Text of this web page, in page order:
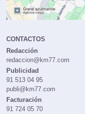
CONTACTOS
Redacción
redaccion@km77.com
Publicidad
91 513 04 95
publi@km77.com
Facturación
91 724 05 70